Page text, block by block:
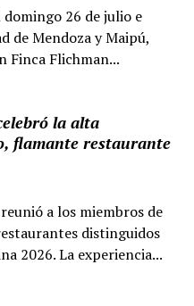
26 de julio e
de Mendoza y Maipú,
Finca Flichman...
la alta
flamante restaurante
a los miembros de
distinguidos
2026. La experiencia...